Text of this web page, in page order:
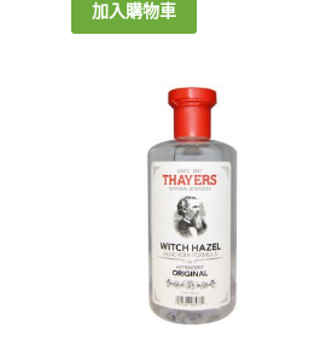
加入購物車